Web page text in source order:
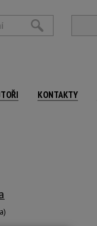
KONTAKTY